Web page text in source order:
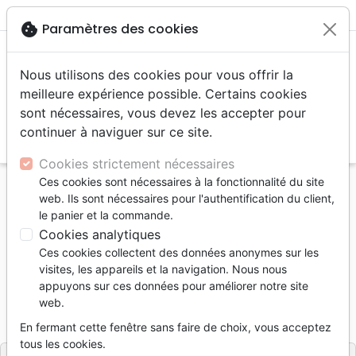
menu
Accueil Livres Enfants 4 à 6 ans
Histoires
Oscar et sa fripouille de frère
Oscar et sa fripouille de frère
Auteur :Ginger M. Blomberg| Illustrateur :
Samara Hardy
Référence
EditeurBLF Éditions
cookie Paramètres des cookies
Nous utilisons des cookies pour vous offrir la
meilleure expérience possible. Certains cookies
sont nécessaires, vous devez les accepter pour
continuer à naviguer sur ce site.
Cookies strictement nécessaires
Ces cookies sont nécessaires à la fonctionnalité du site
web. Ils sont nécessaires pour l'authentification du client,
le panier et la commande.
Cookies analytiques
Ces cookies collectent des données anonymes sur les
visites, les appareils et la navigation. Nous nous
appuyons sur ces données pour améliorer notre site
web.
En fermant cette fenêtre sans faire de choix, vous acceptez
tous les cookies.